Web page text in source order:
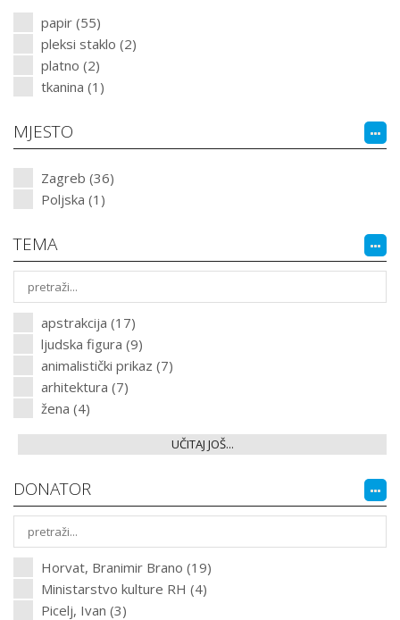
papir (55)
pleksi staklo (2)
platno (2)
tkanina (1)
MJESTO
Zagreb (36)
Poljska (1)
TEMA
apstrakcija (17)
ljudska figura (9)
animalistički prikaz (7)
arhitektura (7)
žena (4)
UČITAJ JOŠ...
DONATOR
Horvat, Branimir Brano (19)
Ministarstvo kulture RH (4)
Picelj, Ivan (3)